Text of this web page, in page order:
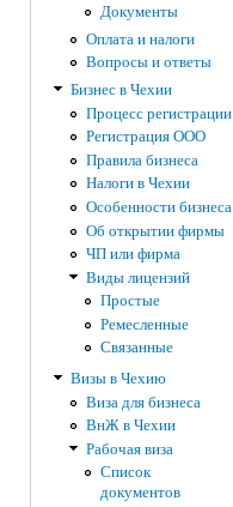
Документы
Оплата и налоги
Вопросы и ответы
Бизнес в Чехии
Процесс регистрации
Регистрация ООО
Правила бизнеса
Налоги в Чехии
Особенности бизнеса
Об открытии фирмы
ЧП или фирма
Виды лицензий
Простые
Ремесленные
Связанные
Визы в Чехию
Виза для бизнеса
ВнЖ в Чехии
Рабочая виза
Список
документов